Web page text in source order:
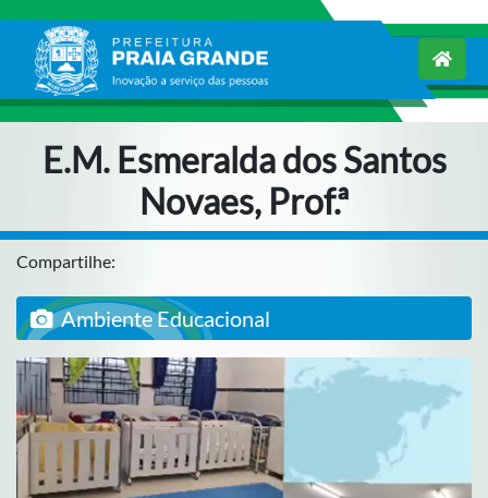
E.M. Esmeralda dos Santos
Novaes, Prof.ª
Compartilhe:
Ambiente Educacional